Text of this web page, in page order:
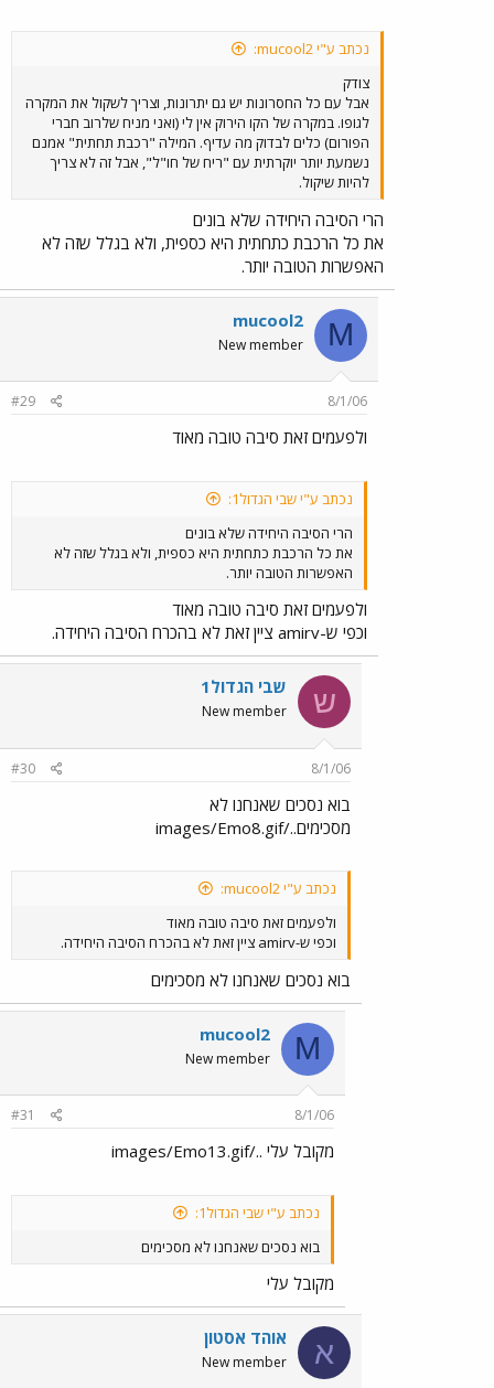
נכתב ע"י mucool2:
צודק
אבל עם כל החסרונות יש גם יתרונות, וצריך לשקול את המקרה
לגופו. במקרה של הקו הירוק אין לי (ואני מניח שלרוב חברי
הפורום) כלים לבדוק מה עדיף. המילה "רכבת תחתית" אמנם
נשמעת יותר יוקרתית עם "ריח של חו"ל", אבל זה לא צריך
להיות שיקול.
הרי הסיבה היחידה שלא בונים
את כל הרכבת כתחתית היא כספית, ולא בגלל שזה לא
האפשרות הטובה יותר.
M
mucool2
New member
8/1/06
#29
ולפעמים זאת סיבה טובה מאוד
נכתב ע"י שבי הגדול1:
הרי הסיבה היחידה שלא בונים
את כל הרכבת כתחתית היא כספית, ולא בגלל שזה לא
האפשרות הטובה יותר.
ולפעמים זאת סיבה טובה מאוד
וכפי ש-amirv ציין זאת לא בהכרח הסיבה היחידה.
ש שבי הגדול1
New member
8/1/06
#30
בוא נסכים שאנחנו לא
מסכימים../images/Emo8.gif
נכתב ע"י mucool2:
ולפעמים זאת סיבה טובה מאוד
וכפי ש-amirv ציין זאת לא בהכרח הסיבה היחידה.
בוא נסכים שאנחנו לא מסכימים
M
mucool2
New member
8/1/06
#31
מקובל עלי ../images/Emo13.gif
נכתב ע"י שבי הגדול1:
בוא נסכים שאנחנו לא מסכימים
מקובל עלי
א אוהד אסטון
New member